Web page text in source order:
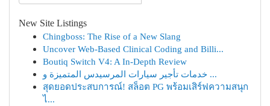
New Site Listings
Chingboss: The Rise of a New Slang
Uncover Web-Based Clinical Coding and Billi...
Boutiq Switch V4: A In-Depth Review
خدمات تأجير سيارات المرسيدس المتميزة و ...
สุดยอดประสบการณ์! สล็อต PG พร้อมเสิร์ฟความสนุก
ไ...